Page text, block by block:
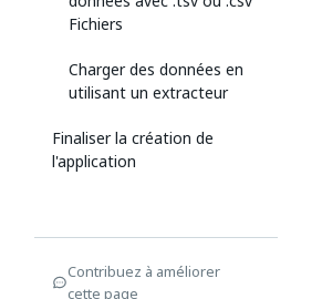
Fichiers
Charger des données en
utilisant un extracteur
Finaliser la création de
l'application
Contribuez à améliorer
cette page